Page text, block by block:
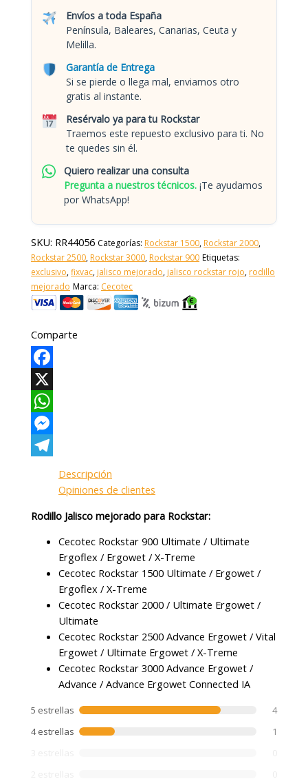
Envíos a toda España
Península, Baleares, Canarias, Ceuta y
Melilla.
Garantía de Entrega
Si se pierde o llega mal, enviamos otro
gratis al instante.
Resérvalo ya para tu Rockstar
Traemos este repuesto exclusivo para ti. No
te quedes sin él.
Quiero realizar una consulta
Pregunta a nuestros técnicos. ¡Te ayudamos
por WhatsApp!
SKU: RR44056 Categorías: Rockstar 1500, Rockstar 2000,
Rockstar 2500, Rockstar 3000, Rockstar 900 Etiquetas:
exclusivo,fixvac, jalisco mejorado, jalisco rockstar rojo, rodillo
mejorado Marca: Cecotec
Comparte
Facebook
X
WhatsApp
Messenger
Descripción
Opiniones de clientes
Rodillo Jalisco mejorado para Rockstar:
Cecotec Rockstar 900 Ultimate / Ultimate
Ergoflex / Ergowet / X-Treme
Cecotec Rockstar 1500 Ultimate / Ergowet /
Ergoflex / X-Treme
Cecotec Rockstar 2000 / Ultimate Ergowet /
Ultimate
Cecotec Rockstar 2500 Advance Ergowet / Vital
Ergowet / Ultimate Ergowet / X-Treme
Cecotec Rockstar 3000 Advance Ergowet /
Advance / Advance Ergowet Connected IA
5 estrellas
4
4 estrellas
1